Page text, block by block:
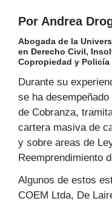
Por Andrea
Abogada de la
en Derecho Civil,
Copropiedad y Policía
Durante su
se ha
de Cobranza,
cartera masiva de
y sobre areas de
Reemprendimiento
Algunos de estos
COEM Ltda, De